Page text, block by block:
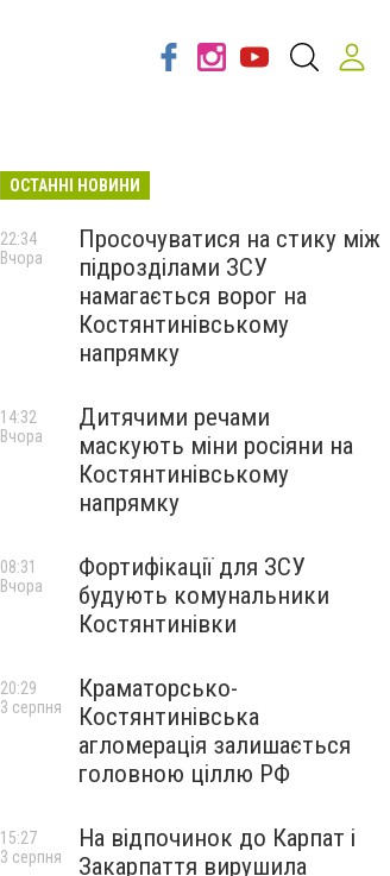
ОСТАННІ НОВИНИ
Просочуватися на стику між
підрозділами ЗСУ
намагається ворог на
Костянтинівському
напрямку
22:34
Вчора
Дитячими речами
маскують міни росіяни на
Костянтинівському
напрямку
14:32
Вчора
Фортифікації для ЗСУ
будують комунальники
Костянтинівки
08:31
Вчора
Краматорсько-
Костянтинівська
агломерація залишається
головною ціллю РФ
20:29
3 серпня
На відпочинок до Карпат і
Закарпаття вирушила
15:27
3 серпня